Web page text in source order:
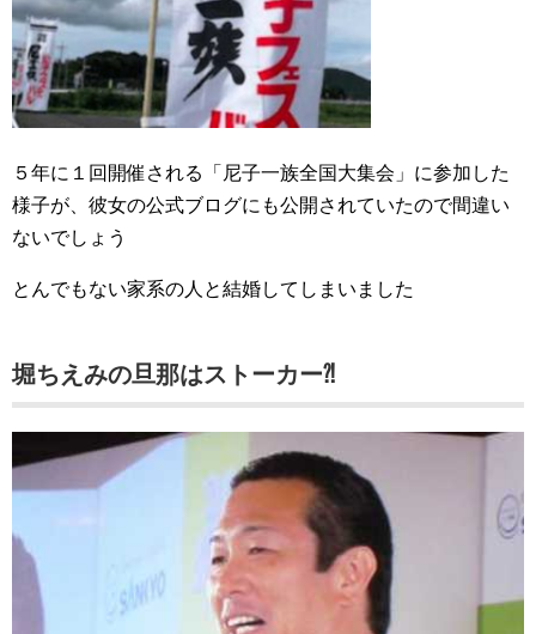
５年に１回開催される「尼子一族全国大集会」に参加した
様子が、彼女の公式ブログにも公開されていたので間違い
ないでしょう
とんでもない家系の人と結婚してしまいました
堀ちえみの旦那はストーカー⁈